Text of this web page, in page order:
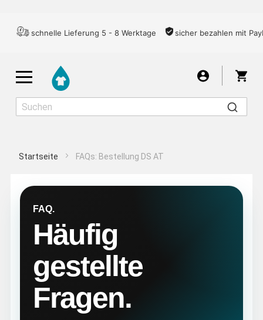
schnelle Lieferung 5 - 8 Werktage sicher bezahlen mit
T-SHIRTS
LONGSLEEVES
HOODIES & SWEATS
POLOSHIRTS
Startseite FAQs: Bestellung DS AT
FAQ.
Häufig
gestellte
Fragen.